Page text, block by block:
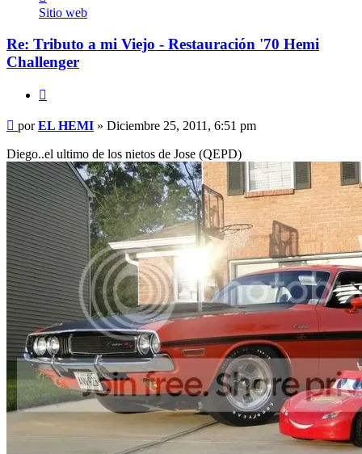
EL
HEMI
Sitio web
Re: Tributo a mi Viejo - Restauración '70 Hemi
Challenger
Mensaje
sin
leer
porEL HEMI » Diciembre 25, 2011, 6:51 pm
Diego..el ultimo de los nietos de Jose (QEPD)